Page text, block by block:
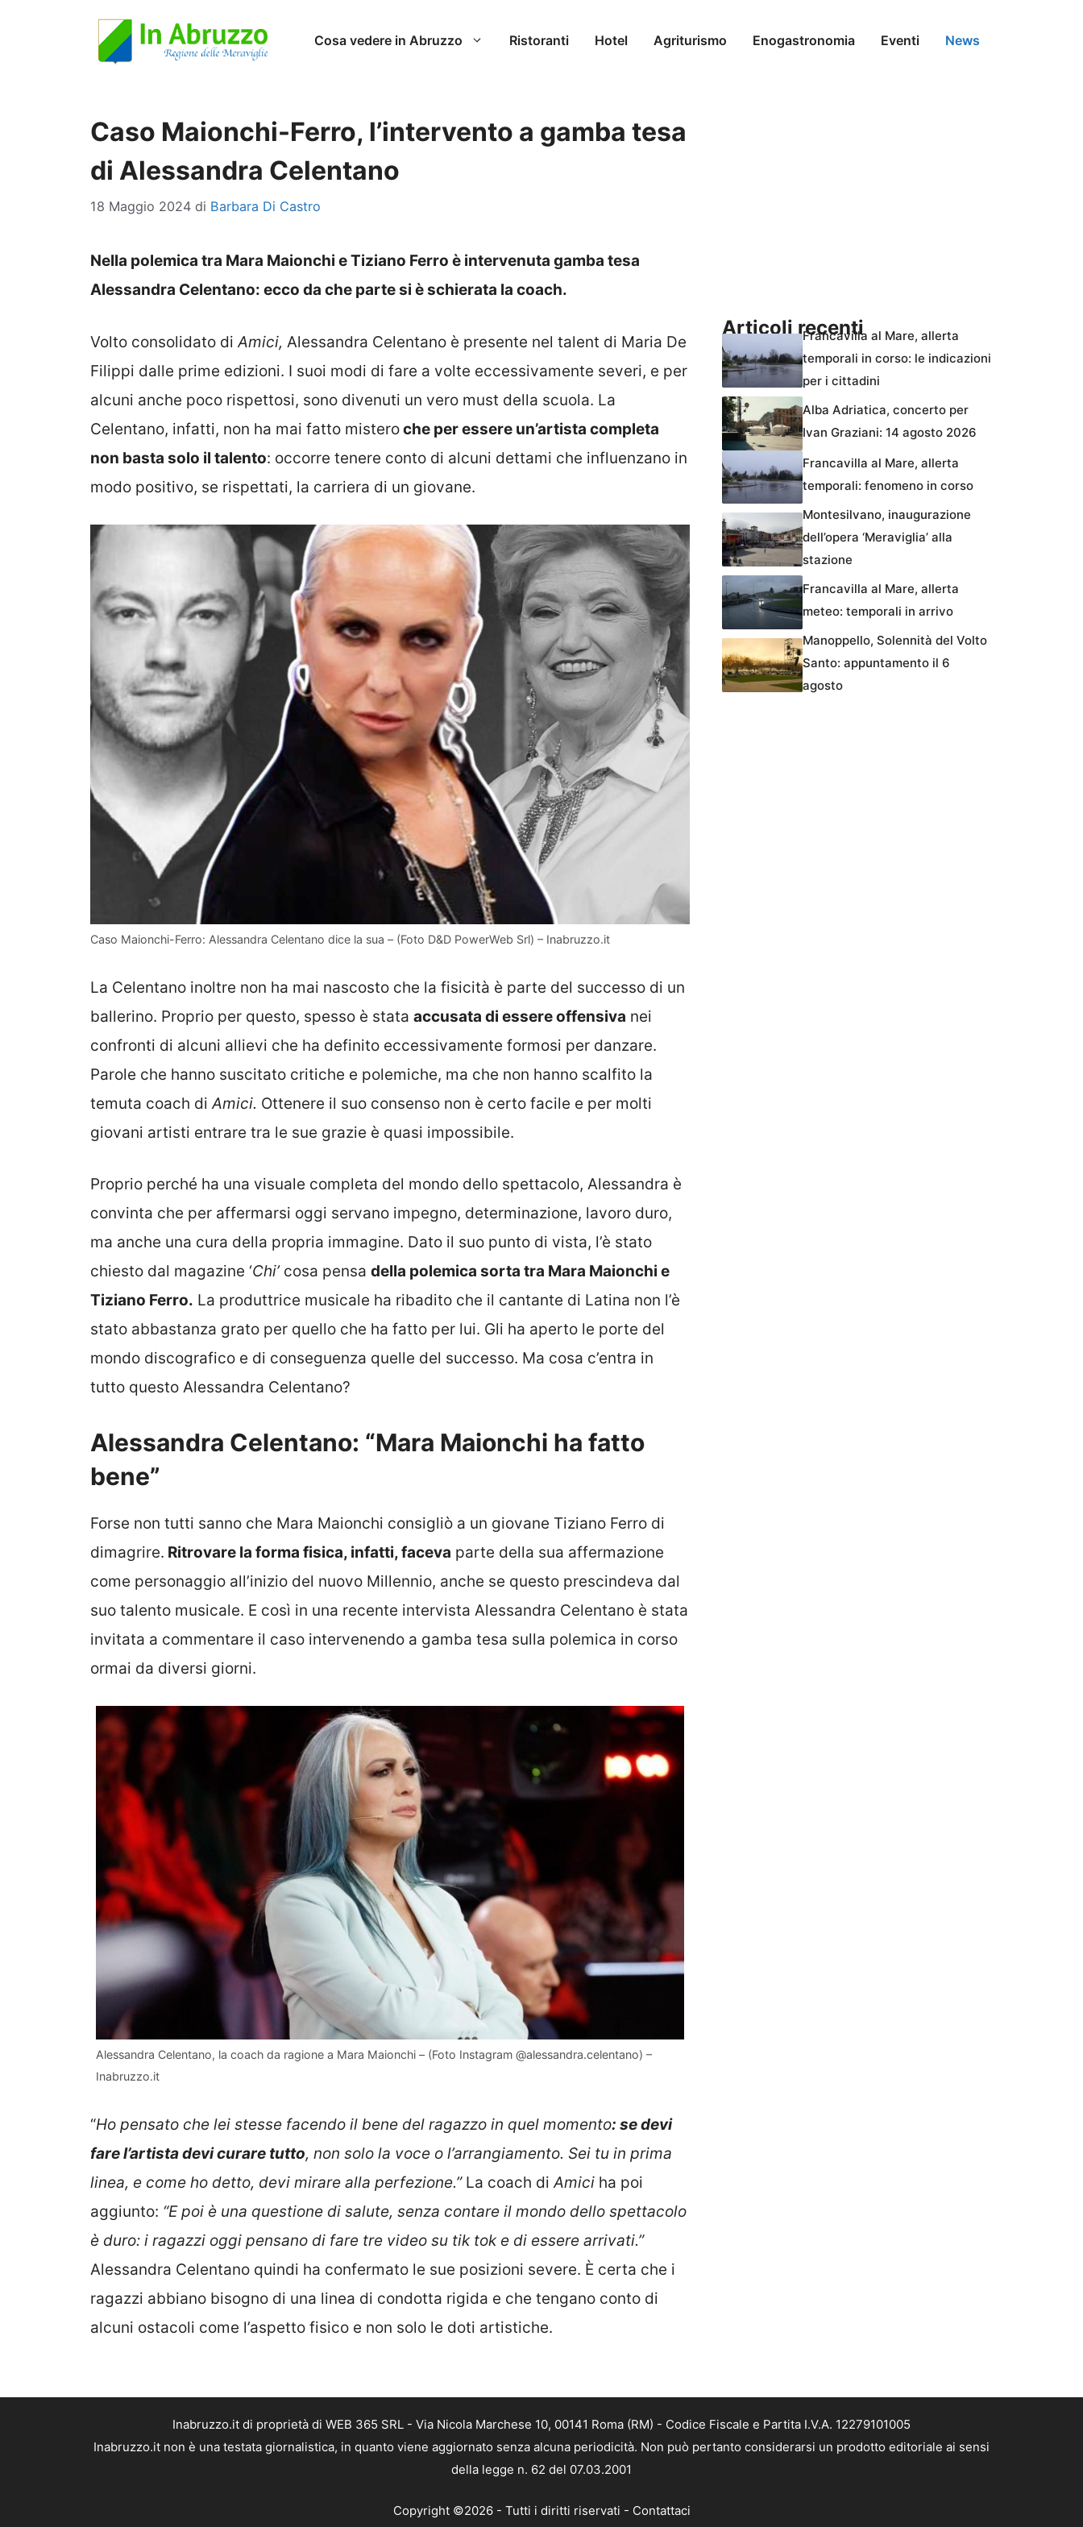
Cosa vedere in Abruzzo Ristoranti Hotel Agriturismo Enogastronomia Eventi News
Caso Maionchi-Ferro, l’intervento a gamba tesa
di Alessandra Celentano
18 Maggio 2024 di Barbara Di Castro
Nella polemica tra Mara Maionchi e Tiziano Ferro è intervenuta gamba tesa
Alessandra Celentano: ecco da che parte si è schierata la coach.
Volto consolidato di Amici, Alessandra Celentano è presente nel talent di Maria De
Filippi dalle prime edizioni. I suoi modi di fare a volte eccessivamente severi, e per
alcuni anche poco rispettosi, sono divenuti un vero must della scuola. La
Celentano, infatti, non ha mai fatto misteroche per essere un’artista completa
non basta solo il talento: occorre tenere conto di alcuni dettami che influenzano in
modo positivo, se rispettati, la carriera di un giovane.
Caso Maionchi-Ferro: Alessandra Celentano dice la sua – (Foto D&D PowerWeb Srl) – Inabruzzo.it
La Celentano inoltre non ha mai nascosto che la fisicità è parte del successo di un
ballerino. Proprio per questo, spesso è stata accusata di essere offensiva nei
confronti di alcuni allievi che ha definito eccessivamente formosi per danzare.
Parole che hanno suscitato critiche e polemiche, ma che non hanno scalfito la
temuta coach di Amici. Ottenere il suo consenso non è certo facile e per molti
giovani artisti entrare tra le sue grazie è quasi impossibile.
Proprio perché ha una visuale completa del mondo dello spettacolo, Alessandra è
convinta che per affermarsi oggi servano impegno, determinazione, lavoro duro,
ma anche una cura della propria immagine. Dato il suo punto di vista, l’è stato
chiesto dal magazine ‘Chi’ cosa pensa della polemica sorta tra Mara Maionchi e
Tiziano Ferro. La produttrice musicale ha ribadito che il cantante di Latina non l’è
stato abbastanza grato per quello che ha fatto per lui. Gli ha aperto le porte del
mondo discografico e di conseguenza quelle del successo. Ma cosa c’entra in
tutto questo Alessandra Celentano?
Alessandra Celentano: “Mara Maionchi ha fatto
bene”
Forse non tutti sanno che Mara Maionchi consigliò a un giovane Tiziano Ferro di
dimagrire. Ritrovare la forma fisica, infatti, faceva parte della sua affermazione
come personaggio all’inizio del nuovo Millennio, anche se questo prescindeva dal
suo talento musicale. E così in una recente intervista Alessandra Celentano è stata
invitata a commentare il caso intervenendo a gamba tesa sulla polemica in corso
ormai da diversi giorni.
Alessandra Celentano, la coach da ragione a Mara Maionchi – (Foto Instagram @alessandra.celentano) –
Inabruzzo.it
“Ho pensato che lei stesse facendo il bene del ragazzo in quel momento: se devi
fare l’artista devi curare tutto, non solo la voce o l’arrangiamento. Sei tu in prima
linea, e come ho detto, devi mirare alla perfezione.”La coach diAmici ha poi
aggiunto: “E poi è una questione di salute, senza contare il mondo dello spettacolo
è duro: i ragazzi oggi pensano di fare tre video su tik tok e di essere arrivati.”
Alessandra Celentano quindi ha confermato le sue posizioni severe. È certa che i
ragazzi abbiano bisogno di una linea di condotta rigida e che tengano conto di
alcuni ostacoli come l’aspetto fisico e non solo le doti artistiche.
Articoli recentiFrancavilla al Mare, allerta
temporali in corso: le indicazioni
per i cittadini
Alba Adriatica, concerto per
Ivan Graziani: 14 agosto 2026
Francavilla al Mare, allerta
temporali: fenomeno in corso
Montesilvano, inaugurazione
dell’opera ‘Meraviglia’ alla
stazione
Francavilla al Mare, allerta
meteo: temporali in arrivo
Manoppello, Solennità del Volto
Santo: appuntamento il 6
agosto
Inabruzzo.it di proprietà di WEB 365 SRL - Via Nicola Marchese 10, 00141 Roma (RM) - Codice Fiscale e Partita I.V.A. 12279101005
Inabruzzo.it non è una testata giornalistica, in quanto viene aggiornato senza alcuna periodicità. Non può pertanto considerarsi un prodotto editoriale ai sensi
della legge n. 62 del 07.03.2001
Copyright ©2026 - Tutti i diritti riservati - Contattaci